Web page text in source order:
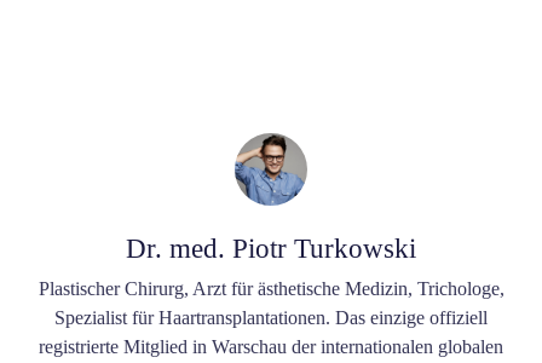
Dr. med. Piotr Turkowski
Plastischer Chirurg, Arzt für ästhetische Medizin, Trichologe,
Spezialist für Haartransplantationen. Das einzige offiziell
registrierte Mitglied in Warschau der internationalen globalen